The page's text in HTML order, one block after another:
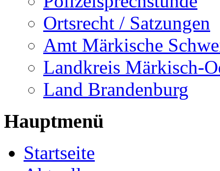
Ortsrecht / Satzungen
Amt Märkische
Landkreis Märkisch-
Land Brandenburg
Hauptmenü
Startseite